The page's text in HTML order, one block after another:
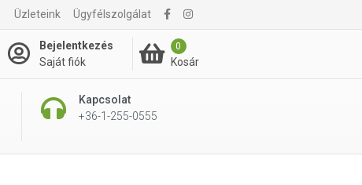
Üzleteink Ügyfélszolgálat
Bejelentkezés
Saját fiók
0
Kosár
Kapcsolat
+36-1-255-0555
9 490 Ft Kosárba rakom